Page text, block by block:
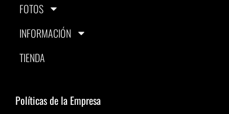
FOTOS
INFORMACIÓN
TIENDA
Políticas de la Empresa